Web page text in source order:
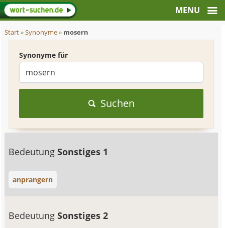
Start»Synonyme» mosern
Synonyme für
Suchen
BedeutungSonstiges 1
anprangern
BedeutungSonstiges 2